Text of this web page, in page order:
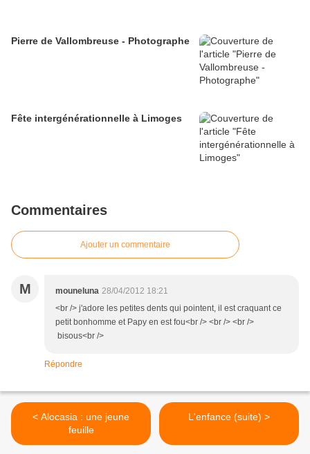
Pierre de Vallombreuse - Photographe
Fête intergénérationnelle à Limoges
Commentaires
Ajouter un commentaire
M mouneluna 28/04/2012 18:21
<br /> j'adore les petites dents qui pointent, il est craquant ce
petit bonhomme et Papy en est fou<br /> <br /> <br />
bisous<br />
Répondre
< Alocasia : une jeune
feuille
L'enfance (suite) >